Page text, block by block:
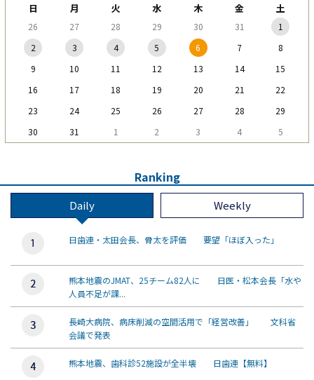
日 月 火 水 木 金 土
26 27 28 29 30 31
1
2
3 4 5 6 7
8
9
10 11 12 13 14
15
16
17 18 19 20 21
22
23
24 25 26 27 28
29
30
31 1 2 3 4 5
Ranking
Daily Weekly
日歯連・太田会長、骨太を評価 要望「ほぼ入った」
熊本地震のJMAT、25チーム82人に 日医・松本会長「水や
人員不足が課...
長崎大病院、病床削減の空間活用で「経営改善」 文科省
会議で発表
熊本地震、歯科診52施設が全半壊 日歯連【無料】